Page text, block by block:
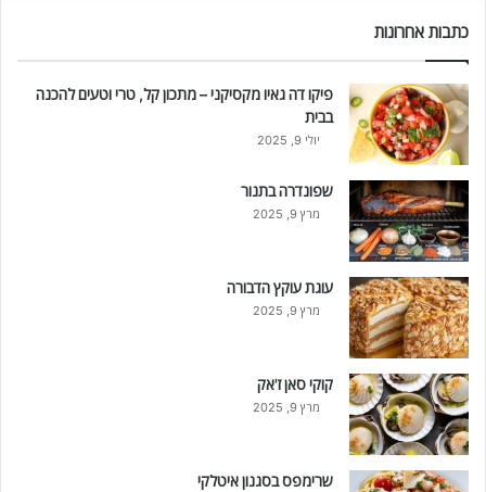
כתבות אחרונות
פיקו דה גאיו מקסיקני – מתכון קל, טרי וטעים להכנה
בבית
יולי 9, 2025
שפונדרה בתנור
מרץ 9, 2025
עוגת עוקץ הדבורה
מרץ 9, 2025
קוקי סאן ז'אק
מרץ 9, 2025
שרימפס בסגנון איטלקי